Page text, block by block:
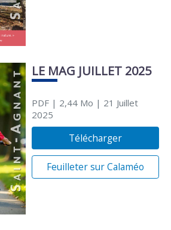
LE MAG JUILLET 2025
PDF| 2,44 Mo | 21 Juillet
2025
Télécharger
Feuilleter sur Calaméo